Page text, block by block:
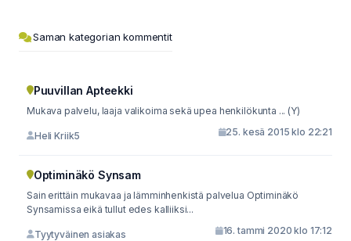
Saman kategorian kommentit
Puuvillan Apteekki
Mukava palvelu, laaja valikoima sekä upea henkilökunta ... (Y)
Heli Kriik5 25. kesä 2015 klo 22:21
Optiminäkö Synsam
Sain erittäin mukavaa ja lämminhenkistä palvelua Optiminäkö
Synsamissa eikä tullut edes kalliiksi...
Tyytyväinen asiakas 16. tammi 2020 klo 17:12